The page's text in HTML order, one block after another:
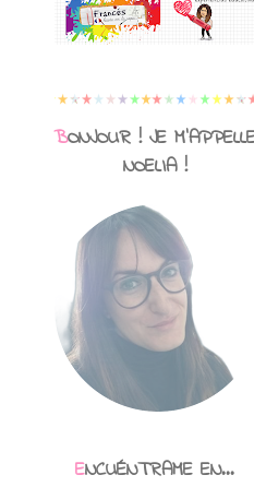
BONJOUR ! JE M'APPELLE
NOELIA !
ENCUÉNTRAME EN...